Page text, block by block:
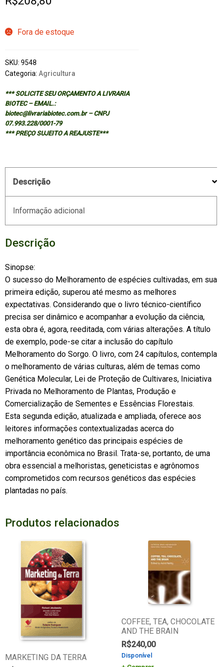
Fora de estoque
SKU: 9548
Categoria: Agricultura
*** SOLICITE SEU ORÇAMENTO A LIVRARIA
BIOTEC – EMAIL.:
biotec@livrariabiotec.com.br – CNPJ
07.993.228/0001-79
*** PREÇO SUJEITO A REAJUSTE***
Descrição
Informação adicional
Descrição
Sinopse:
O sucesso do Melhoramento de espécies cultivadas, em sua
primeira edição, superou até mesmo as melhores
expectativas. Considerando que o livro técnico-científico
precisa ser dinâmico e acompanhar a evolução da ciência,
esta obra é, agora, reeditada, com várias alterações. A título
de exemplo, pode-se citar a inclusão do capítulo
Melhoramento do Sorgo. O livro, com 24 capítulos, contempla
o melhoramento de várias culturas, além de temas como
Genética Molecular, Lei de Proteção de Cultivares, Iniciativa
Privada no Melhoramento de Plantas, Produção e
Comercialização de Sementes e Essências Florestais.
Esta segunda edição, atualizada e ampliada, oferece aos
leitores informações contextualizadas acerca do
melhoramento genético das principais espécies de
importância econômica no Brasil. Trata-se, portanto, de uma
obra essencial a melhoristas, geneticistas e agrônomos
comprometidos com recursos genéticos das espécies
plantadas no país.
Produtos relacionados
MARKETING DA TERRA
COFFEE, TEA, CHOCOLATE
AND THE BRAIN
R$240,00
Disponível